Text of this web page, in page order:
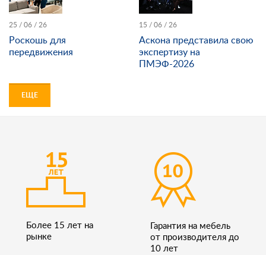
25 / 06 / 26
Роскошь для
передвижения
15 / 06 / 26
Аскона представила свою
экспертизу на
ПМЭФ-2026
ЕЩЕ
Более 15 лет на
рынке
Гарантия на мебель
от производителя до
10 лет